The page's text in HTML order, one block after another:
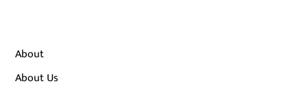
About
About Us